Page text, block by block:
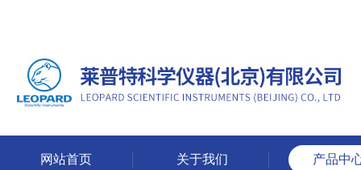
网站首页 关于我们 产品中